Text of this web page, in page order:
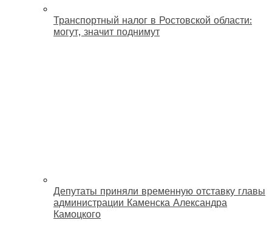
Транспортный налог в Ростовской области:
могут, значит поднимут
Депутаты приняли временную отставку главы
администрации Каменска Александра
Камоцкого